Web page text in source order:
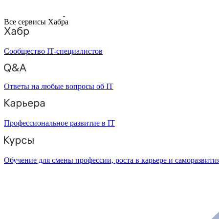
Все сервисы Хабра
Сообщество IT-специалистов
Ответы на любые вопросы об IT
Профессиональное развитие в IT
Обучение для смены профессии, роста в карьере и